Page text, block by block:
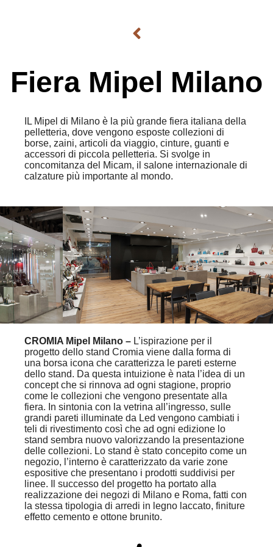
Fiera Mipel Milano
IL Mipel di Milano è la più grande fiera italiana della
pelletteria, dove vengono esposte collezioni di
borse, zaini, articoli da viaggio, cinture, guanti e
accessori di piccola pelletteria. Si svolge in
concomitanza del Micam, il salone internazionale di
calzature più importante al mondo.
CROMIA Mipel Milano – L’ispirazione per il
progetto dello stand Cromia viene dalla forma di
una borsa icona che caratterizza le pareti esterne
dello stand. Da questa intuizione è nata l’idea di un
concept che si rinnova ad ogni stagione, proprio
come le collezioni che vengono presentate alla
fiera. In sintonia con la vetrina all’ingresso, sulle
grandi pareti illuminate da Led vengono cambiati i
teli di rivestimento così che ad ogni edizione lo
stand sembra nuovo valorizzando la presentazione
delle collezioni. Lo stand è stato concepito come un
negozio, l’interno è caratterizzato da varie zone
espositive che presentano i prodotti suddivisi per
linee. Il successo del progetto ha portato alla
realizzazione dei negozi di Milano e Roma, fatti con
la stessa tipologia di arredi in legno laccato, finiture
effetto cemento e ottone brunito.